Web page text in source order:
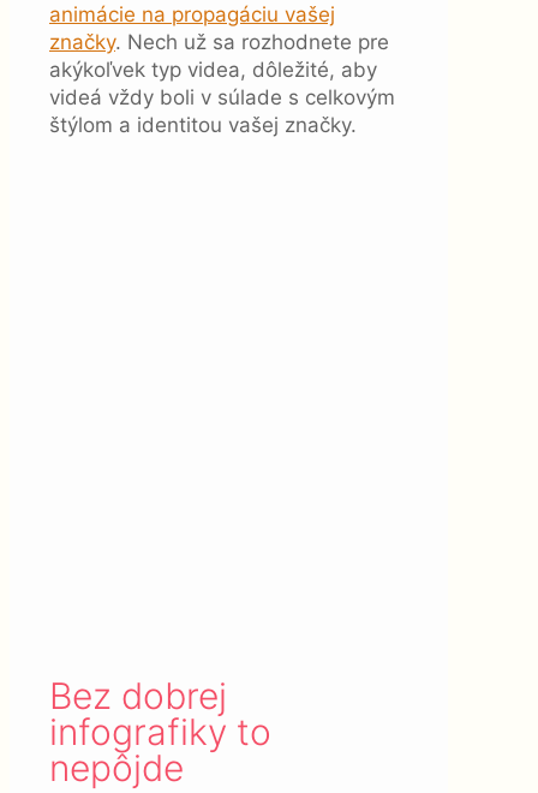
animácie na propagáciu vašej
značky. Nech už sa rozhodnete pre
akýkoľvek typ videa, dôležité, aby
videá vždy boli v súlade s celkovým
štýlom a identitou vašej značky.
Bez dobrej
infografiky to
nepôjde